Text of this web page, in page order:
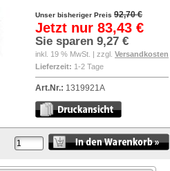
Unser bisheriger Preis 92,70 €
Jetzt nur 83,43 €
Sie sparen 9,27 €
inkl. 19 % MwSt. | zzgl. Versandkosten
Lieferzeit: 1-2 Tage
Art.Nr.: 1319921A